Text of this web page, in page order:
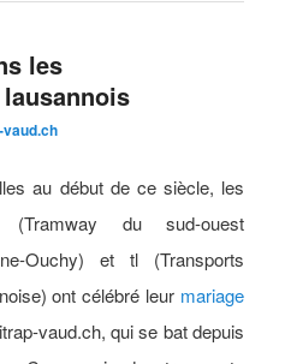
les
au début de ce siècle, les
du sud-ouest
Ouchy) et tl (Transports
ont célébré leur mariage
vaud.ch, qui se bat depuis